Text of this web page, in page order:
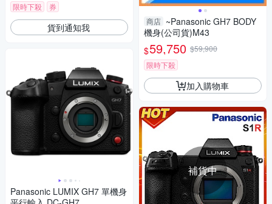
限時下殺
券
貨到通知我
Panasonic LUMIX GH7 單機身
商店 ~Panasonic GH7 BODY
機身(公司貨)M43
$59,750 $59,900
限時下殺
加入購物車
補貨中